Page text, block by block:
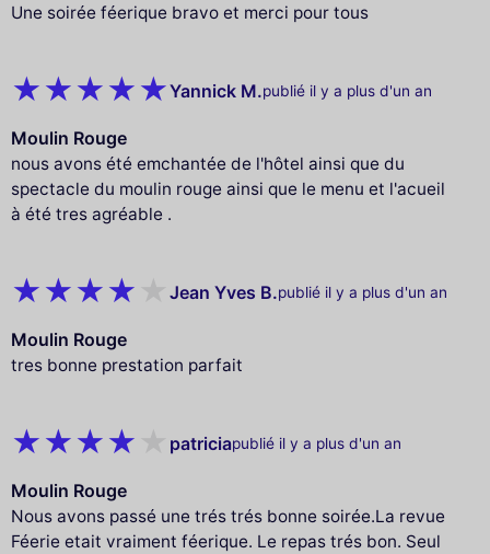
Une soirée féerique bravo et merci pour tous
Yannick M.publié il y a plus d'un an
Moulin Rouge
nous avons été emchantée de l'hôtel ainsi que du
spectacle du moulin rouge ainsi que le menu et l'acueil
à été tres agréable .
Jean Yves B.publié il y a plus d'un an
Moulin Rouge
tres bonne prestation parfait
patriciapublié il y a plus d'un an
Moulin Rouge
Nous avons passé une trés trés bonne soirée.La revue
Féerie etait vraiment féerique. Le repas trés bon. Seul